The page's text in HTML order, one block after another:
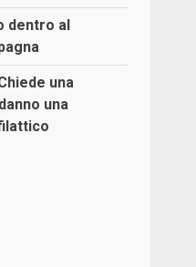
dentro al
una
una